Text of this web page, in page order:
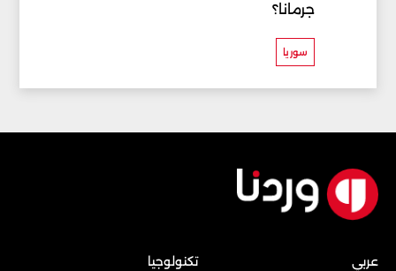
جرمانا؟
سوريا
عربي
تكنولوجيا